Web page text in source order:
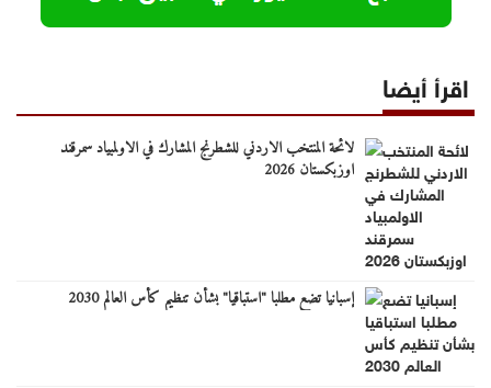
اقرأ أيضا
لائحة المنتخب الاردني للشطرنج المشارك في الاولمبياد سمرقند
اوزبكستان 2026
إسبانيا تضع مطلبا "استباقيا" بشأن تنظيم كأس العالم 2030